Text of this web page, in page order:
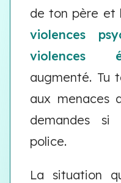
de ton père et
violences
violences
augmenté. Tu
aux
demandes
police.
La situation